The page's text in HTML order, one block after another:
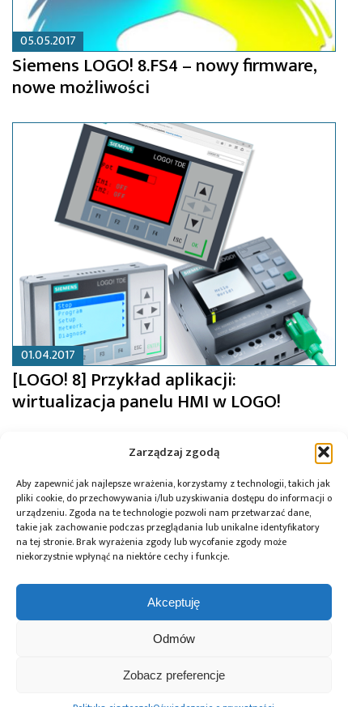
Zarządzaj zgodą
Aby zapewnić jak najlepsze wrażenia, korzystamy z technologii, takich jak
pliki cookie, do przechowywania i/lub uzyskiwania dostępu do informacji o
urządzeniu. Zgoda na te technologie pozwoli nam przetwarzać dane,
takie jak zachowanie podczas przeglądania lub unikalne identyfikatory
na tej stronie. Brak wyrażenia zgody lub wycofanie zgody może
niekorzystnie wpłynąć na niektóre cechy i funkcje.
Akceptuję
Odmów
Zobacz preferencje
05.05.2017
Siemens LOGO! 8.FS4 – nowy firmware,
nowe możliwości
01.04.2017
[LOGO! 8] Przykład aplikacji:
wirtualizacja panelu HMI w LOGO!